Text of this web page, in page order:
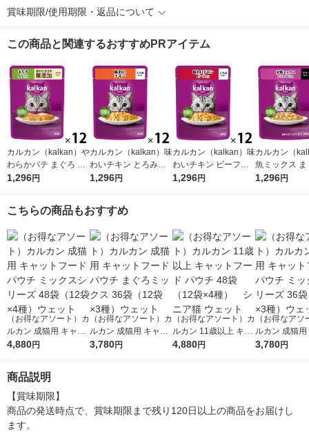
賞味期限/使用期限・返品について
この商品と関連するおすすめPRアイテム
カルカン（kalkan）や
わらかパテ まぐろ た
い入り 着色料・発色
ト
1,296円
カルカン（kalkan）味
わいチキン とろみ仕
立て 60g 12袋 マース
1,296円
カルカン（kalkan）味
わいチキン ビーフ入
り とろみ仕立て 60g
1,296円
カルカン（
魚ミックス ま
かつお・たい
1,296円
こちらの商品もおすすめ
（お得なアソート）カ
ルカン 成猫用 キャッ
トフード パウチ ミッ
4,880円
（お得なアソート）カ
ルカン 成猫用 キャッ
トフード パウチ まぐ
3,780円
（お得なアソート）カ
ルカン 11歳以上 キャ
ットフード パウチ 48
4,880円
（お得なアソ
ルカン 成猫
トフード パウ
3,780円
商品説明
【賞味期限】
商品の発送時点で、賞味期限まで残り120日以上の商品をお届けし
ます。